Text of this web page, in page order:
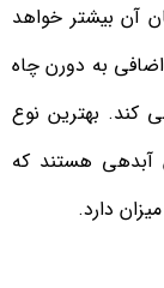
آن بیشتر خواهد
به دورن چاه
کند. بهترین نوع
آبدهی هستند که
دارد.